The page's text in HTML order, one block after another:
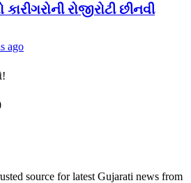
રોજીરોટી છીનવી
ago
source for latest Gujarati news from